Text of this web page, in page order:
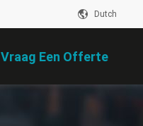
Dutch
Vraag Een Offerte